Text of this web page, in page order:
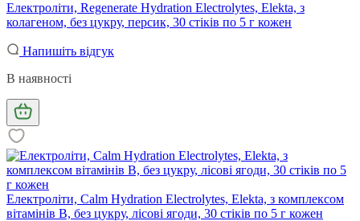
Електроліти, Regenerate Hydration Electrolytes, Elekta, з
колагеном, без цукру, персик, 30 стіків по 5 г кожен
Напишіть відгук
В наявності
Електроліти, Calm Hydration Electrolytes, Elekta, з комплексом
вітамінів B, без цукру, лісові ягоди, 30 стіків по 5 г кожен